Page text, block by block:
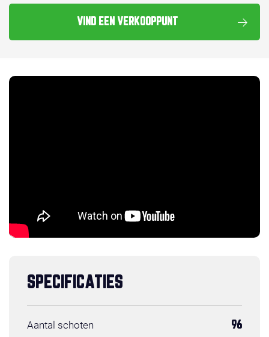
VIND EEN VERKOOPPUNT
SPECIFICATIES
Aantal schoten 96